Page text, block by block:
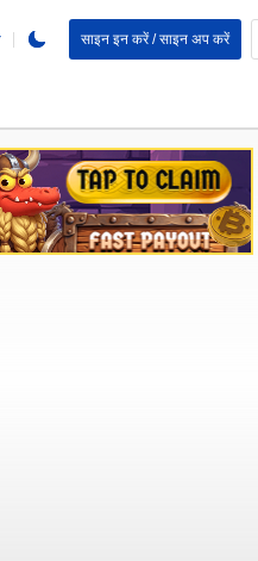
साइन इन करें / साइन अप करें